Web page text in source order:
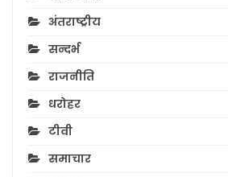
अंतराष्ट्रीय
सन्दर्भ
राजनीति
धरोहर
टीवी
समाचार